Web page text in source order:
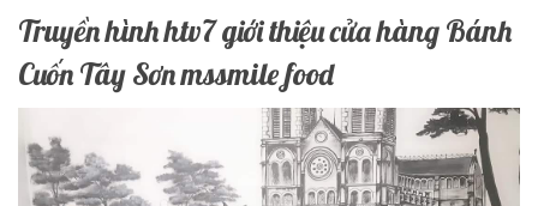
Truyền hình htv7 giới thiệu cửa hàng Bánh
Cuốn Tây Sơn mssmile food